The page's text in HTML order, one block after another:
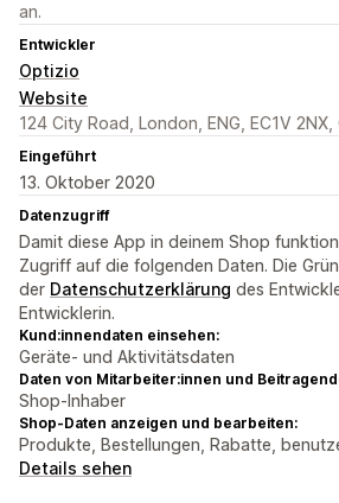
an.
Entwickler
Optizio
Website
124 City Road, London, ENG, EC1V 2NX,
Eingeführt
13. Oktober 2020
Datenzugriff
Damit diese App in deinem Shop
Zugriff auf die folgenden Daten. Die
der Datenschutzerklärung des
Entwicklerin.
Kund:innendaten einsehen:
Geräte- und Aktivitätsdaten
Daten von Mitarbeiter:innen und
Shop-Inhaber
Shop-Daten anzeigen und bearbeiten:
Produkte, Bestellungen, Rabatte,
Details sehen